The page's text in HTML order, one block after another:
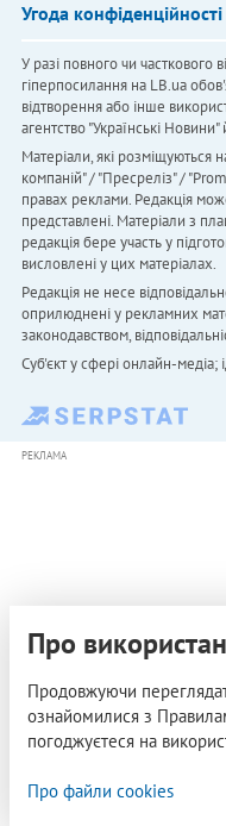
Угода конфіденційності
У разі повного чи часткового
гіперпосилання на LB.ua
відтворення або інше
агентство "Українськi
Матеріали, які розміщуються
компаній" / "Пресреліз" /
правах реклами. Редакція
представлені. Матеріали з
редакція бере участь у
висловлені у цих матеріалах.
Редакція не несе
оприлюднені у рекламних
законодавством,
Cуб'єкт у сфері онлайн-
РЕКЛАМА
Про
Продовжуючи
ознайомилися з
погоджуєтеся на
Про файли cookies